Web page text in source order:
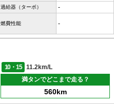
過給器（ターボ） -
燃費性能 -
10・15
11.2km/L
満タンでどこまで走る？
560km